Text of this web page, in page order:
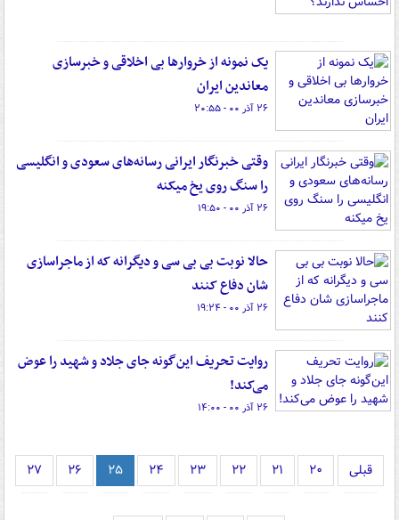
یک نمونه از خروارها بی اخلاقی و خبرسازی
معاندین ایران
۲۶ آذر ۰۰ - ۲۰:۵۵
وقتی خبرنگار ایرانی رسانه‌های سعودی و انگلیسی
را سنگ روی یخ میکنه
۲۶ آذر ۰۰ - ۱۹:۵۰
حالا نوبت بی بی سی و دیگرانه که از ماجراسازی
شان دفاع کنند
۲۶ آذر ۰۰ - ۱۹:۲۴
روایت تحریف این‌گونه جای جلاد و شهید را عوض
می‌کند!
۲۶ آذر ۰۰ - ۱۴:۰۰
قبلی ۲۰ ۲۱ ۲۲ ۲۳ ۲۴ ۲۵ ۲۶ ۲۷